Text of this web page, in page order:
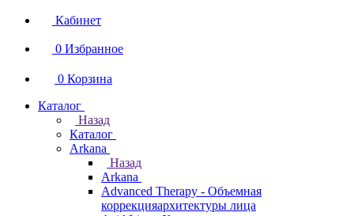
Кабинет
0 Избранное
0 Корзина
Каталог
Назад
Каталог
Arkana
Назад
Arkana
Advanced Therapy - Объемная
коррекцияархитектуры лица